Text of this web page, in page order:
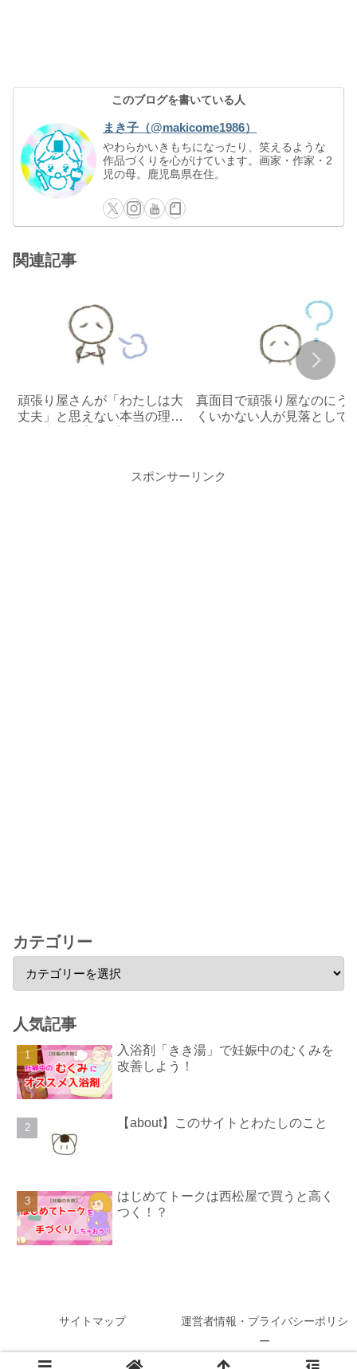
このブログを書いている人
まき子（@makicome1986）
やわらかいきもちになったり、笑えるような
作品づくりを心がけています。画家・作家・2
児の母。鹿児島県在住。
関連記事
頑張り屋さんが「わたしは大
丈夫」と思えない本当の理由
真面目で頑張り屋なのにう
くいかない人が見落として
スポンサーリンク
カテゴリー
人気記事
入浴剤「きき湯」で妊娠中のむくみを
改善しよう！
【about】このサイトとわたしのこと
はじめてトークは西松屋で買うと高く
つく！？
サイトマップ
運営者情報・プライバシーポリシ
ー